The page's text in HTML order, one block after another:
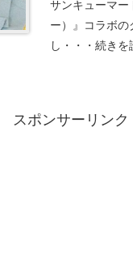
ール帳
ラーな
サンキューマー
ー）』コラボ
し・・・続きを
スポンサーリンク